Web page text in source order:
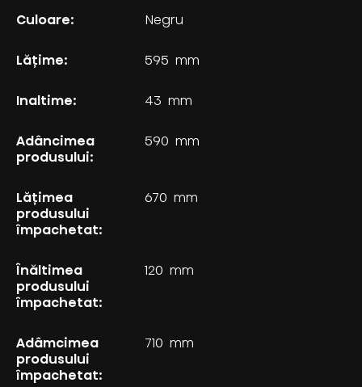
Culoare: Negru
Lăţime: 595 mm
Inaltime: 43 mm
Adâncimea
produsului:
590 mm
Lățimea
produsului
împachetat:
670 mm
Înăltimea
produsului
împachetat:
120 mm
Adâmcimea
produsului
împachetat:
710 mm